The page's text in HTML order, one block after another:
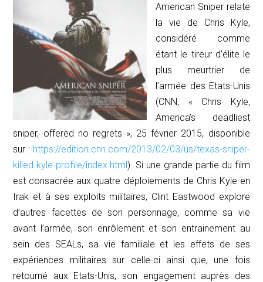
American Sniper relate
la vie de Chris Kyle,
considéré comme
étant le tireur d’élite le
plus meurtrier de
l’armée des Etats-Unis
(CNN, « Chris Kyle,
America’s deadliest
sniper, offered no regrets », 25 février 2015, disponible
sur : https://edition.cnn.com/2013/02/03/us/texas-sniper-
killed-kyle-profile/index.html). Si une grande partie du film
est consacrée aux quatre déploiements de Chris Kyle en
Irak et à ses exploits militaires, Clint Eastwood explore
d’autres facettes de son personnage, comme sa vie
avant l’armée, son enrôlement et son entrainement au
sein des SEALs, sa vie familiale et les effets de ses
expériences militaires sur celle-ci ainsi que, une fois
retourné aux Etats-Unis, son engagement auprès des